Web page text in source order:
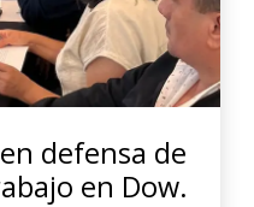
defensa de
en Dow.